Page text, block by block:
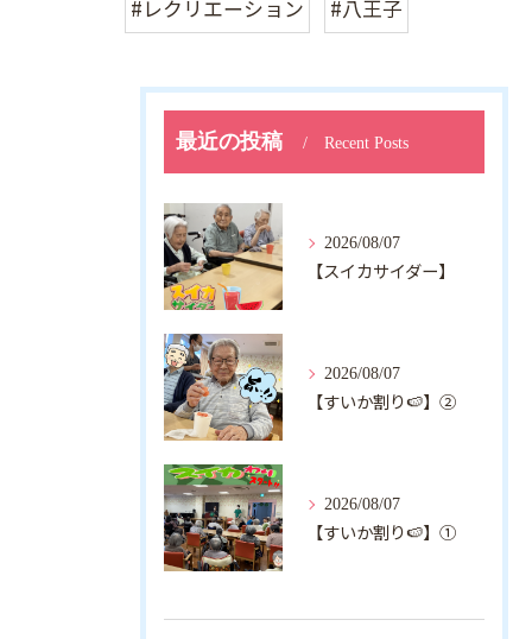
#レクリエーション
#八王子
最近の投稿 Recent Posts
2026/08/07
【スイカサイダー】
2026/08/07
【すいか割り🍉】②
2026/08/07
【すいか割り🍉】①